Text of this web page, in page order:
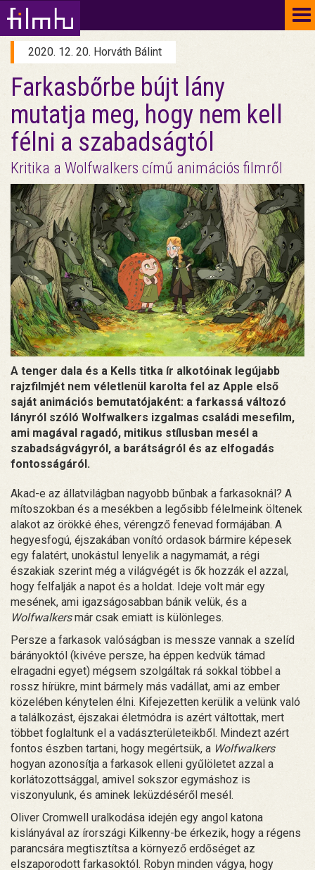
2020. 12. 20. Horváth Bálint
Farkasbőrbe bújt lány
mutatja meg, hogy nem kell
félni a szabadságtól
Kritika a Wolfwalkers című animációs filmről
A tenger dala és a Kells titka ír alkotóinak legújabb
rajzfilmjét nem véletlenül karolta fel az Apple első
saját animációs bemutatójaként: a farkassá változó
lányról szóló Wolfwalkers izgalmas családi mesefilm,
ami magával ragadó, mitikus stílusban mesél a
szabadságvágyról, a barátságról és az elfogadás
fontosságáról.
Akad-e az állatvilágban nagyobb bűnbak a farkasoknál? A
mítoszokban és a mesékben a legősibb félelmeink öltenek
alakot az örökké éhes, vérengző fenevad formájában. A
hegyesfogú, éjszakában vonító ordasok bármire képesek
egy falatért, unokástul lenyelik a nagymamát, a régi
északiak szerint még a világvégét is ők hozzák el azzal,
hogy felfalják a napot és a holdat. Ideje volt már egy
mesének, ami igazságosabban bánik velük, és a
Wolfwalkersmár csak emiatt is különleges.
Persze a farkasok valóságban is messze vannak a szelíd
bárányoktól (kivéve persze, ha éppen kedvük támad
elragadni egyet) mégsem szolgáltak rá sokkal többel a
rossz hírükre, mint bármely más vadállat, ami az ember
közelében kénytelen élni. Kifejezetten kerülik a velünk való
a találkozást, éjszakai életmódra is azért váltottak, mert
többet foglaltunk el a vadászterületeikből. Mindezt azért
fontos észben tartani, hogy megértsük, a Wolfwalkers
hogyan azonosítja a farkasok elleni gyűlöletet azzal a
korlátozottsággal, amivel sokszor egymáshoz is
viszonyulunk, és aminek leküzdéséről mesél.
Oliver Cromwell uralkodása idején egy angol katona
kislányával az írországi Kilkenny-be érkezik, hogy a régens
parancsára megtisztítsa a környező erdőséget az
elszaporodott farkasoktól. Robyn minden vágya, hogy